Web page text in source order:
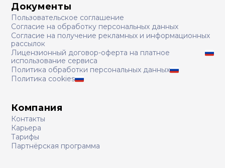
Документы
Пользовательское соглашение
Согласие на обработку персональных данных
Согласие на получение рекламных и информационных
рассылок
Лицензионный договор-оферта на платное
использование сервиса
Политика обработки персональных данных
Политика cookies
Компания
Контакты
Карьера
Тарифы
Партнёрская программа